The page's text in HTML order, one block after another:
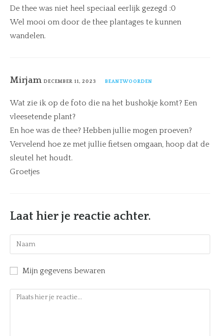
De thee was niet heel speciaal eerlijk gezegd :0
Wel mooi om door de thee plantages te kunnen
wandelen.
Mirjam DECEMBER 11, 2023 BEANTWOORDEN
Wat zie ik op de foto die na het bushokje komt? Een
vleesetende plant?
En hoe was de thee? Hebben jullie mogen proeven?
Vervelend hoe ze met jullie fietsen omgaan, hoop dat de
sleutel het houdt.
Groetjes
Laat hier je reactie achter.
Mijn gegevens bewaren